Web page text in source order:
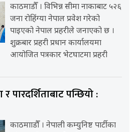
काठमाडौँ । विभिन्न सीमा नाकाबाट ५२६
जना रोहिंग्या नेपाल प्रवेश गरेको
पाइएको नेपाल प्रहरीले जनाएको छ ।
शुक्रबार प्रहरी प्रधान कार्यालयमा
आयोजित पत्रकार भेटघाटमा प्रहरी
पारदर्शिताबाट पन्छियो :
काठमााडौँ । नेपाली कम्युनिष्ट पार्टीका